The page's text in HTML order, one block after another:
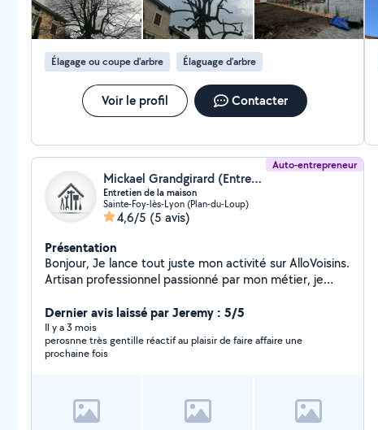
Élagage ou coupe d'arbre Élaguage d'arbre
Voir le profil Contacter
Auto-entrepreneur
Mickael Grandgirard (Entreprise Duculty)
Entretien de la maison
Sainte-Foy-lès-Lyon (Plan-du-Loup)
4,6/5 (5 avis)
Présentation
Bonjour, Je lance tout juste mon activité sur AlloVoisins.
Artisan professionnel passionné par mon métier, je
vos projets. Mon objectif est de vous garantir un travail
soigné, durable et réalisé dans les règles de l'art. Je
reste à votre écoute pour en discuter.
Dernier avis laissé par Jeremy : 5/5
Il y a 3 mois
perosnne très gentille réactif au plaisir de faire affaire une
prochaine fois